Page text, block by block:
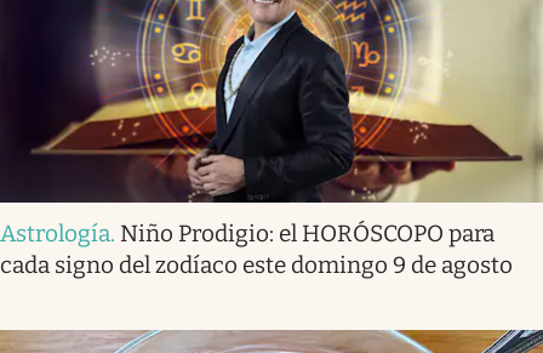
Astrología. Niño Prodigio: el HORÓSCOPO para
cada signo del zodíaco este domingo 9 de agosto